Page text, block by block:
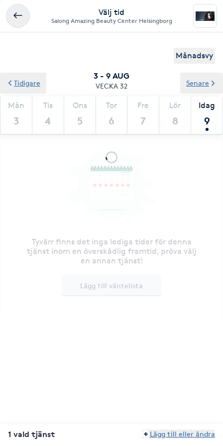
Välj tid
Salong Amazing Beauty Center Helsingborg
Månadsvy
3 - 9 AUG
VECKA 32
Mån
3
Tis
4
Ons
5
Tor
6
Fre
7
Lör
8
Idag
9
Tidigare Senare
Tyvärr finns det inga lediga tider för denna
tjänst inom en överskådlig framtid, pröva välj
en annan tjänst!
Lägg till väntelista
1 vald tjänst Lägg till eller ändra